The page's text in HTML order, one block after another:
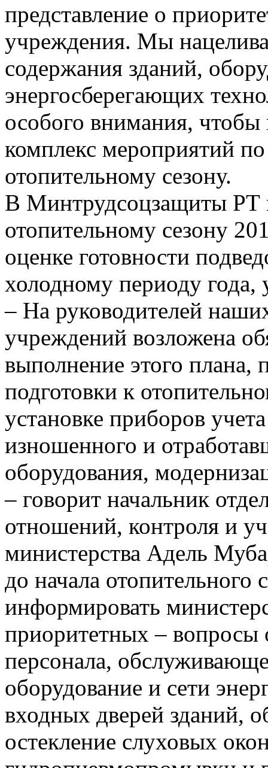
представление о
учреждения. Мы
содержания зданий,
энергосберегающих
особого внимания,
комплекс мероприятий
отопительному сезону.
В Минтрудсоцзащиты РТ
отопительному сезону
оценке готовности
холодному периоду
– На руководителей
учреждений возложена
выполнение этого плана,
подготовки к
установке приборов
изношенного и
оборудования,
– говорит начальник
отношений, контроля и
министерства Адель
до начала
информировать
приоритетных – вопросы
персонала,
оборудование и сети
входных дверей зданий,
остекление слуховых